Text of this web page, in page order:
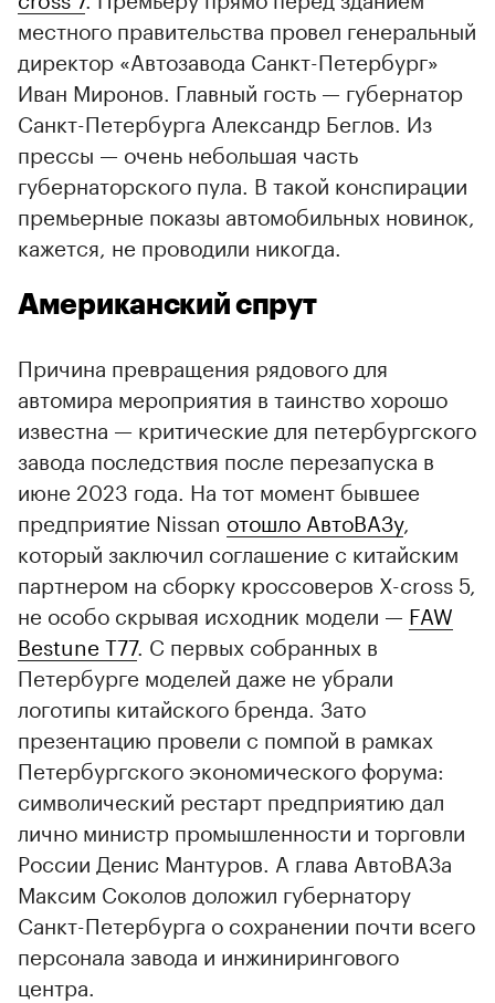
местного правительства провел генеральный
директор «Автозавода Санкт-Петербург»
Иван Миронов. Главный гость — губернатор
Санкт-Петербурга Александр Беглов. Из
прессы — очень небольшая часть
губернаторского пула. В такой конспирации
премьерные показы автомобильных новинок,
кажется, не проводили никогда.
Американский спрут
00:00 / 00:00
Причина превращения рядового для
автомира мероприятия в таинство хорошо
известна — критические для петербургского
завода последствия после перезапуска в
июне 2023 года. На тот момент бывшее
предприятие Nissan отошло АвтоВАЗу,
который заключил соглашение с китайским
партнером на сборку кроссоверов X-cross 5,
не особо скрывая исходник модели — FAW
Bestune T77. С первых собранных в
Петербурге моделей даже не убрали
логотипы китайского бренда. Зато
презентацию провели с помпой в рамках
Петербургского экономического форума:
символический рестарт предприятию дал
лично министр промышленности и торговли
России Денис Мантуров. А глава АвтоВАЗа
Максим Соколов доложил губернатору
Санкт-Петербурга о сохранении почти всего
персонала завода и инжинирингового
центра.